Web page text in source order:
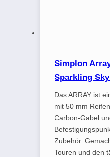
Simplon
Sparkling
Das ARRAY ist
mit 50 mm
Carbon-Gabel
Zubehör.
Touren und den